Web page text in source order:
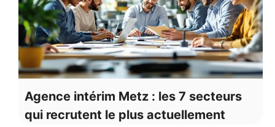
Agence intérim Metz : les 7 secteurs
qui recrutent le plus actuellement